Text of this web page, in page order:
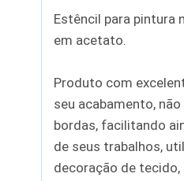
Estêncil para pintura
em acetato.
Produto com
seu acabamento,
bordas, facilitando
de seus trabalhos,
decoração de tecido,